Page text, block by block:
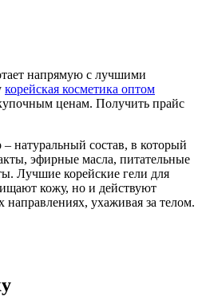
напрямую с лучшими
корейская косметика оптом
ценам. Получить прайс
натуральный состав, в который
эфирные масла, питательные
Лучшие корейские гели для
кожу, но и действуют
направлениях, ухаживая за телом.